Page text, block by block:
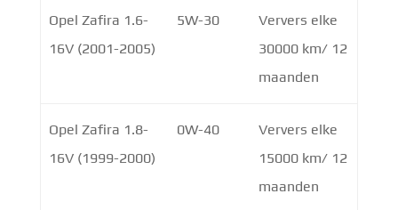
Opel Zafira 1.6-
16V (2001-2005)
5W-30
Ververs elke
30000 km/ 12
maanden
Opel Zafira 1.8-
16V (1999-2000)
0W-40
Ververs elke
15000 km/ 12
maanden